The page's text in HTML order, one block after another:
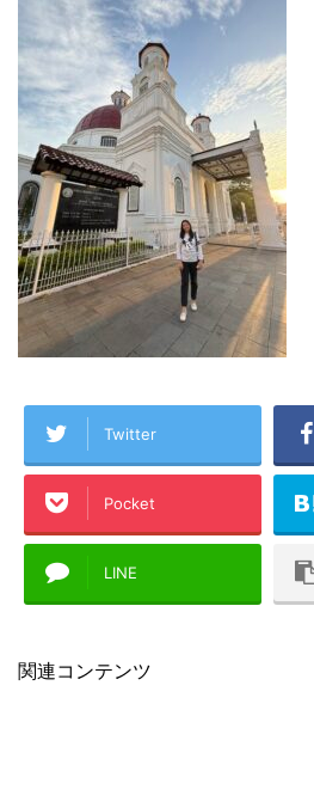
Twitter
Pocket
LINE
関連コンテンツ